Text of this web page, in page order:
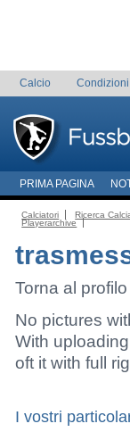
Calcio
PRIMA PAGINA
Calciatori Ricerca
Playerarchive
Torna al
No pictures
With
oft it with full
I vostri